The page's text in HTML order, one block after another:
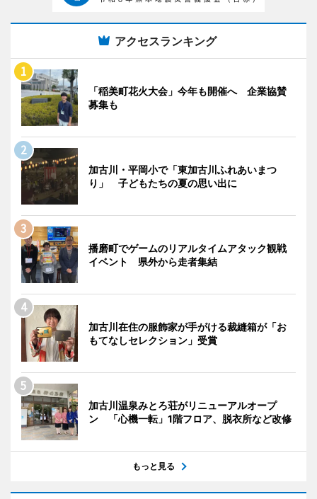
アクセスランキング
「稲美町花火大会」今年も開催へ 企業協賛
募集も
加古川・平岡小で「東加古川ふれあいまつ
り」 子どもたちの夏の思い出に
播磨町でゲームのリアルタイムアタック観戦
イベント 県外から走者集結
加古川在住の服飾家が手がける裁縫箱が「お
もてなしセレクション」受賞
加古川温泉みとろ荘がリニューアルオープ
ン 「心機一転」1階フロア、脱衣所など改修
もっと見る